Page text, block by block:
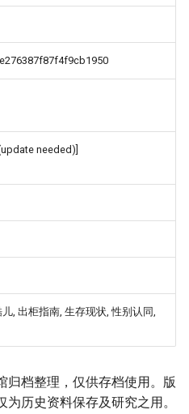
needed)]
, 出柜指南, 生存现状, 性别认同,
归档整理，仅供存档使用。版
历史资料保存及研究之用。